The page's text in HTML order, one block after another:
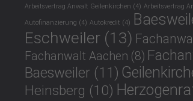
Arbeitsvertrag Anwalt Geilenkirchen (4) Arbeitsvertrag
Autofinanzierung (4) Autokredit (4)
Eschweiler (13)
Fachanwalt Aachen (8)
Baesweiler (11)
Heinsberg (10)